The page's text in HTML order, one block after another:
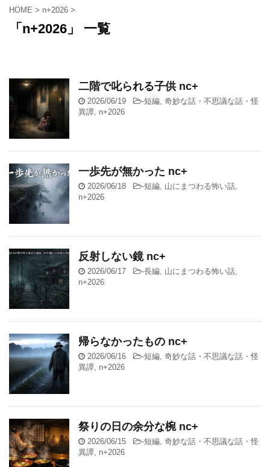
HOME > n+2026 >
「n+2026」 一覧
二階で叱られる子供 nc+
2026/06/19 -短編, 奇妙な話・不思議な話・怪
異譚, n+2026
一歩先が無かった nc+
2026/06/18 -短編, 山にまつわる怖い話,
n+2026
反射しない鏡 nc+
2026/06/17 -長編, 山にまつわる怖い話,
n+2026
帰らなかったもの nc+
2026/06/16 -短編, 奇妙な話・不思議な話・怪
異譚, n+2026
祭りの日の余分な椀 nc+
2026/06/15 -短編, 奇妙な話・不思議な話・怪
異譚, n+2026